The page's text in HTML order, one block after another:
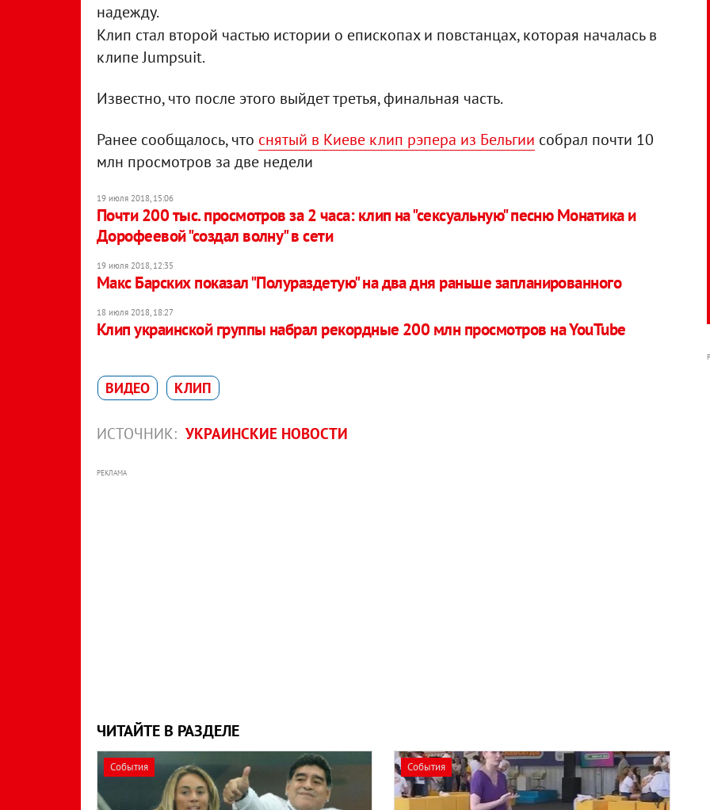
надежду.
Клип стал второй частью истории о епископах и повстанцах, которая началась в
клипе Jumpsuit.
Известно, что после этого выйдет третья, финальная часть.
Ранее сообщалось, что снятый в Киеве клип рэпера из Бельгии собрал почти 10
млн просмотров за две недели
19 июля 2018, 15:06
Почти 200 тыс. просмотров за 2 часа: клип на "сексуальную" песню Монатика и
Дорофеевой "создал волну" в сети
19 июля 2018, 12:35
Макс Барских показал "Полураздетую" на два дня раньше запланированного
18 июля 2018, 18:27
Клип украинской группы набрал рекордные 200 млн просмотров на YouTube
ВИДЕО КЛИП
ИСТОЧНИК: УКРАИНСКИЕ НОВОСТИ
РЕКЛАМА
ЧИТАЙТЕ В РАЗДЕЛЕ
События События